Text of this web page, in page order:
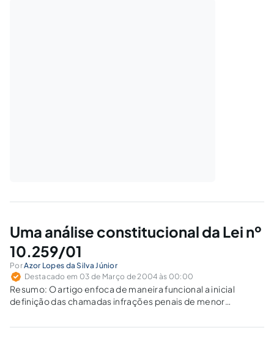
Uma análise constitucional da Lei nº
10.259/01
PorAzor Lopes da Silva Júnior
Destacado em 03 de Março de 2004 às 00:00
Resumo: O artigo enfoca de maneira funcional a inicial
definição das chamadas infrações penais de menor
criação dos Juizados Especiais Criminais no âmbito da Justiça